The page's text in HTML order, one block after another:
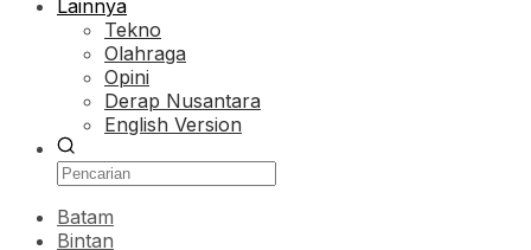
Lainnya
Tekno
Olahraga
Opini
Derap Nusantara
English Version
Batam
Bintan